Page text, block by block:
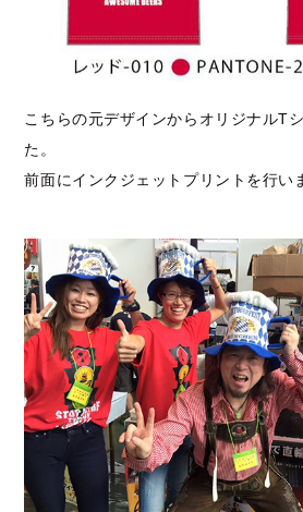
こちらの元デザインからオリジナルT
た。
前面にインクジェットプリントを行い